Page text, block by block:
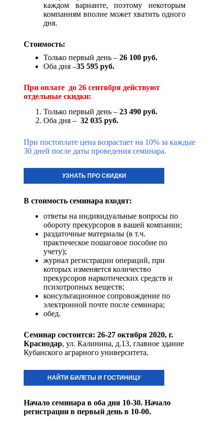
каждом варианте, поэтому некоторым
компаниям вполне может хватить одного
дня.
Стоимость:
Только первый день – 26 100 руб.
Оба дня –35 595 руб.
При оплате до 26 сентября действуют
отдельные скидки:
Только первый день – 23 490 руб.
Оба дня – 32 035 руб.
При постоплате цена возрастает на 10% за каждые
30 дней после даты проведения семинара.
УЗНАТЬ ПРО СКИДКИ
В стоимость семинара входят:
ответы на индивидуальные вопросы по
обороту прекурсоров в вашей компании;
раздаточные материалы (в т.ч.
практическое пошаговое пособие по
учету);
журнал регистрации операций, при
которых изменяется количество
прекурсоров наркотических средств и
психотропных веществ;
консультационное сопровождение по
электронной почте после семинара;
обед.
Семинар состоится: 26-27 октября 2020, г.
Краснодар, ул. Калинина, д.13, главное здание
Кубанского аграрного университета.
НАЙТИ БИЛЕТЫ И ГОСТИНИЦУ
Начало семинара в оба дня 10-30. Начало
регистрации в первый день в 10-00.